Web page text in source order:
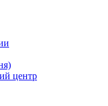
центр